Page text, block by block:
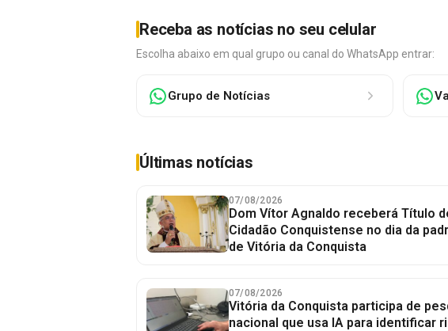
Receba as notícias no seu celular
Escolha abaixo em qual grupo ou canal do WhatsApp entrar:
Grupo de Notícias
Últimas notícias
07/08/2026
Dom Vítor Agnaldo receberá Título
Cidadão Conquistense no dia da
de Vitória da Conquista
07/08/2026
Vitória da Conquista participa de
nacional que usa IA para identificar